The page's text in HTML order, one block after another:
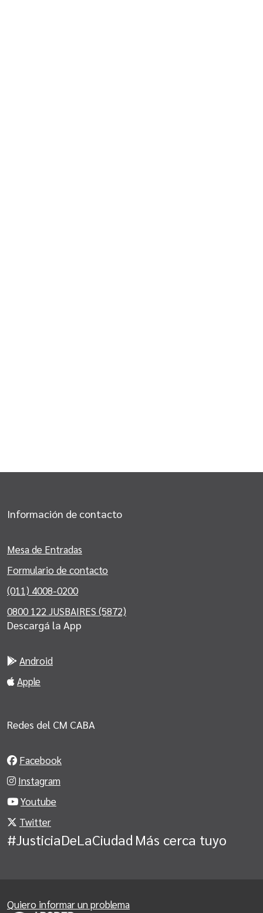
Información de contacto
Mesa de Entradas
Formulario de contacto
(011) 4008-0200
0800 122 JUSBAIRES (5872)
Descargá la App
Android
Apple
Redes del CM CABA
Facebook
Instagram
Youtube
Twitter
#JusticiaDeLaCiudad Más cerca tuyo
Quiero informar un problema